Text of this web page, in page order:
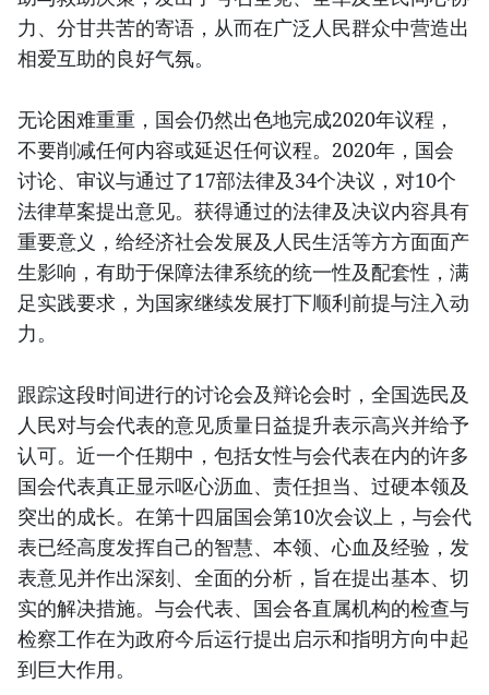
力、分甘共苦的寄语，从而在广泛人民群众中营造出
相爱互助的良好气氛。
无论困难重重，国会仍然出色地完成2020年议程，
不要削减任何内容或延迟任何议程。2020年，国会
讨论、审议与通过了17部法律及34个决议，对10个
法律草案提出意见。获得通过的法律及决议内容具有
重要意义，给经济社会发展及人民生活等方方面面产
生影响，有助于保障法律系统的统一性及配套性，满
足实践要求，为国家继续发展打下顺利前提与注入动
力。
跟踪这段时间进行的讨论会及辩论会时，全国选民及
人民对与会代表的意见质量日益提升表示高兴并给予
认可。近一个任期中，包括女性与会代表在内的许多
国会代表真正显示呕心沥血、责任担当、过硬本领及
突出的成长。在第十四届国会第10次会议上，与会代
表已经高度发挥自己的智慧、本领、心血及经验，发
表意见并作出深刻、全面的分析，旨在提出基本、切
实的解决措施。与会代表、国会各直属机构的检查与
检察工作在为政府今后运行提出启示和指明方向中起
到巨大作用。